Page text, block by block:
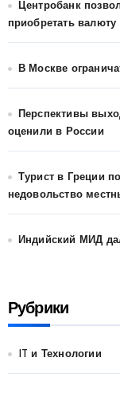
Центробанк
приобретать валюту
В Москве
Перспективы
оценили в России
Турист в Греции
недовольство
Индийский МИД
Рубрики
IT и Технологии